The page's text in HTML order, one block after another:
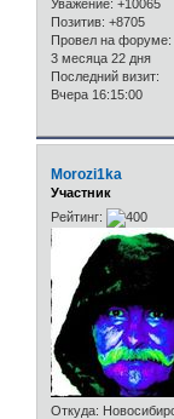
Уважение: +10065
Позитив: +8705
Провел на форуме:
3 месяца 22 дня
Последний визит:
Вчера 16:15:00
Morozi1ka
Участник
Рейтинг:
Откуда: